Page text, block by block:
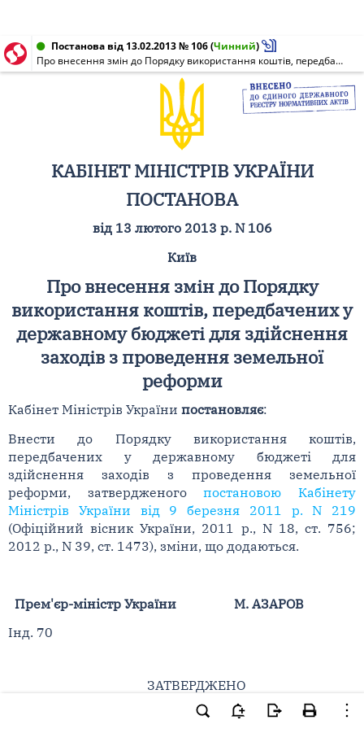
Постанова від 13.02.2013 № 106(Чинний)
Про внесення змін до Порядку використання коштів, передбачених у державному бюджеті для здійснення заходів з проведення земельної реформи